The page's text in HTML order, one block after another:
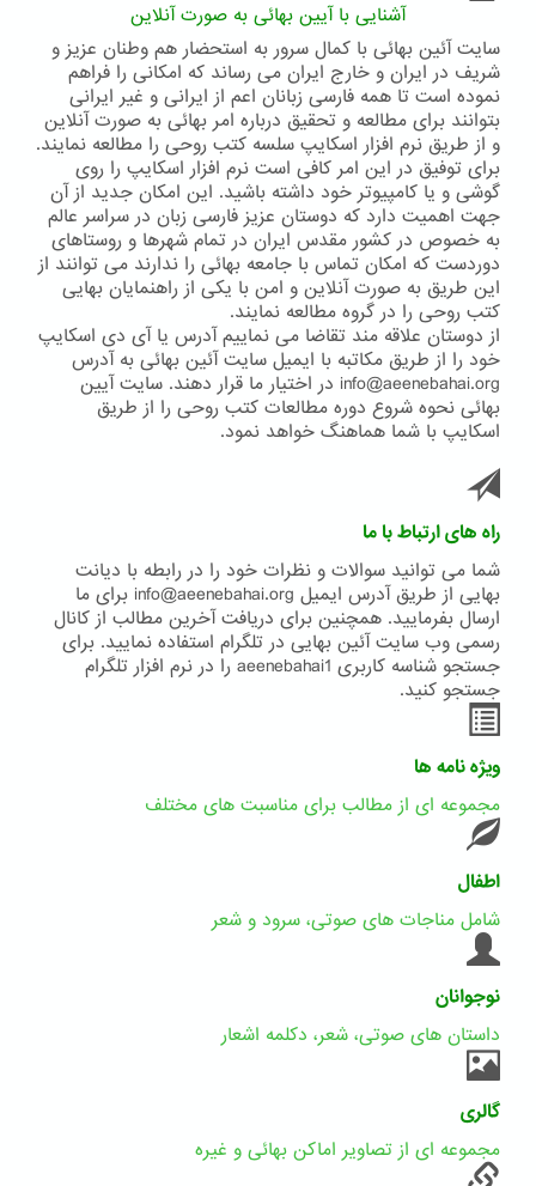
آشنایی با آیین بهائی به صورت آنلاین
سایت آئین بهائی با کمال سرور به استحضار هم وطنان عزیز و
شریف در ایران و خارج ایران می رساند که امکانی را فراهم
نموده است تا همه فارسی زبانان اعم از ایرانی و غیر ایرانی
بتوانند برای مطالعه و تحقیق درباره امر بهائی به صورت آنلاین
و از طریق نرم افزار اسکایپ سلسه کتب روحی را مطالعه نمایند.
برای توفیق در این امر کافی است نرم افزار اسکایپ را روی
گوشی و یا کامپیوتر خود داشته باشید. این امکان جدید از آن
جهت اهمیت دارد که دوستان عزیز فارسی زبان در سراسر عالم
به خصوص در کشور مقدس ایران در تمام شهرها و روستاهای
دوردست که امکان تماس با جامعه بهائی را ندارند می توانند از
این طریق به صورت آنلاین و امن با یکی از راهنمایان بهایی
کتب روحی را در گروه مطالعه نمایند.
از دوستان علاقه مند تقاضا می نماییم آدرس یا آی دی اسکایپ
خود را از طریق مکاتبه با ایمیل سایت آئین بهائی به آدرس
info@aeenebahai.org در اختیار ما قرار دهند. سایت آیین
بهائی نحوه شروع دوره مطالعات کتب روحی را از طریق
اسکایپ با شما هماهنگ خواهد نمود.
راه های ارتباط با ما
شما می توانید سوالات و نظرات خود را در رابطه با دیانت
بهایی از طریق آدرس ایمیل info@aeenebahai.org برای ما
ارسال بفرمایید. همچنین برای دریافت آخرین مطالب از کانال
رسمی وب سایت آئین بهایی در تلگرام استفاده نمایید. برای
جستجو شناسه کاربری aeenebahai1 را در نرم افزار تلگرام
جستجو کنید.
ویژه نامه ها
مجموعه ای از مطالب برای مناسبت های مختلف
اطفال
شامل مناجات های صوتی، سرود و شعر
نوجوانان
داستان های صوتی، شعر، دکلمه اشعار
گالری
مجموعه ای از تصاویر اماکن بهائی و غیره